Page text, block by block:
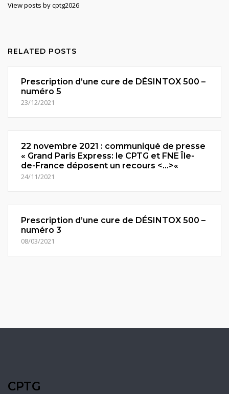
View posts by cptg2026
RELATED POSTS
Prescription d’une cure de DÉSINTOX 500 –
numéro 5
23/12/2021
22 novembre 2021 : communiqué de presse
« Grand Paris Express: le CPTG et FNE Île-
de-France déposent un recours <...>«
24/11/2021
Prescription d’une cure de DÉSINTOX 500 –
numéro 3
08/03/2021
CPTG